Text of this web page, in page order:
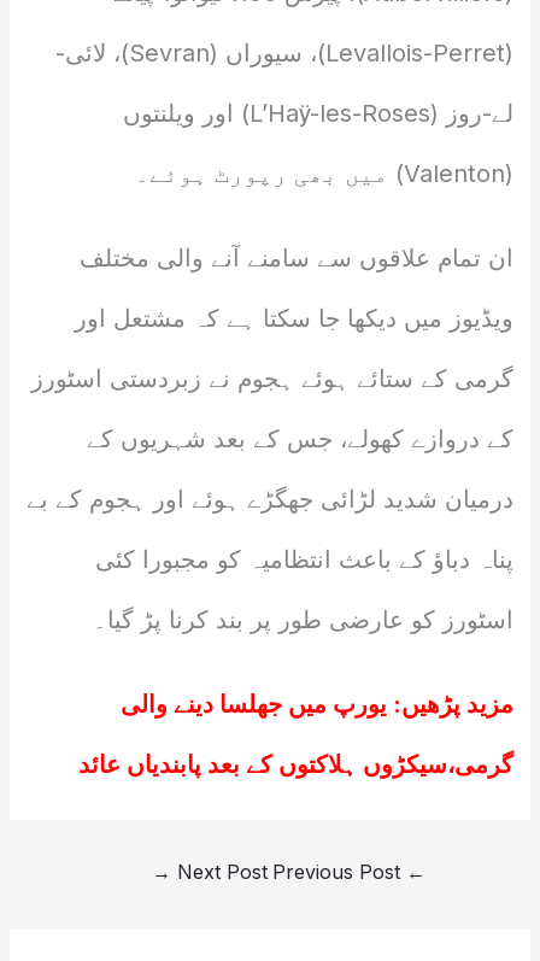
(Levallois-Perret)، سیوراں (Sevran)، لائی-
لے-روز (L’Haÿ-les-Roses) اور ویلنتوں
(Valenton) میں بھی رپورٹ ہوئے۔
ان تمام علاقوں سے سامنے آنے والی مختلف
ویڈیوز میں دیکھا جا سکتا ہے کہ مشتعل اور
گرمی کے ستائے ہوئے ہجوم نے زبردستی اسٹورز
کے دروازے کھولے، جس کے بعد شہریوں کے
درمیان شدید لڑائی جھگڑے ہوئے اور ہجوم کے بے
پناہ دباؤ کے باعث انتظامیہ کو مجبورا کئی
اسٹورز کو عارضی طور پر بند کرنا پڑ گیا۔
مزید پڑھیں: یورپ میں جھلسا دینے والی
گرمی،سیکڑوں ہلاکتوں کے بعد پابندیاں عائد
←
Next Post
→